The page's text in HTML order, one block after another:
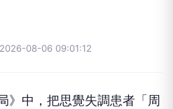
2026-08-06 09:01:12
》中，把思覺失調患者「周